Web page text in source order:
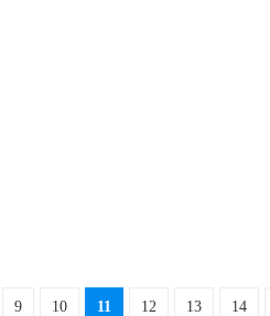
9 10 11 12 13 14